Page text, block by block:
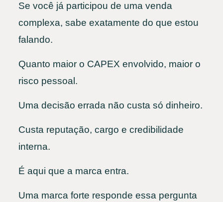
Se você já participou de uma venda
complexa, sabe exatamente do que estou
falando.
Quanto maior o CAPEX envolvido, maior o
risco pessoal.
Uma decisão errada não custa só dinheiro.
Custa reputação, cargo e credibilidade
interna.
É aqui que a marca entra.
Uma marca forte responde essa pergunta